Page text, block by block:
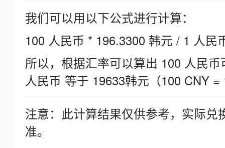
我们可以用以下公式进行计算：
100 人民币 * 196.3300 韩元 / 1 人民
所以，根据汇率可以算出 100 人民
人民币 等于 19633韩元（100 CNY =
注意：此计算结果仅供参考，实际
准。